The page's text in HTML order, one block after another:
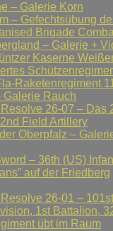
– Galerie Korn
– Gefechtsübung
Brigade
– Galerie +
Kaserne
Raketenregiment 11
Galerie Rauch
26-07 – Das
Field Artillery
Oberpfalz –
– 36th (US)
auf der Friedberg
26-01 – 101st
1st Battalion,
übt im Raum